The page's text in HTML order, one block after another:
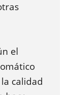
el
calidad